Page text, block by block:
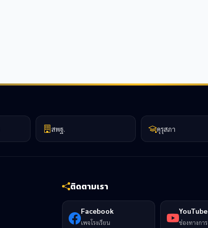
สพฐ. คุรุสภา
ติดตามเรา
Facebook
เพจโรงเรียน
YouTube
ช่องทางการ